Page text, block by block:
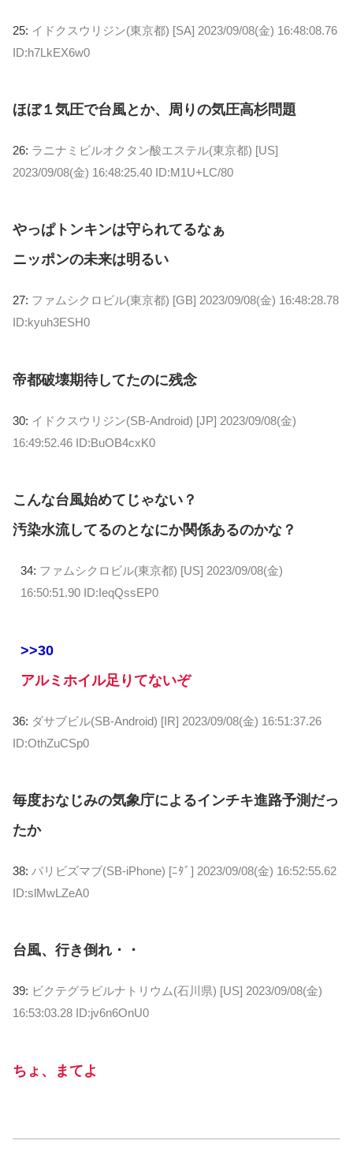
25: イドクスウリジン(東京都) [SA] 2023/09/08(金) 16:48:08.76
ID:h7LkEX6w0
ほぼ１気圧で台風とか、周りの気圧高杉問題
26: ラニナミビルオクタン酸エステル(東京都) [US]
2023/09/08(金) 16:48:25.40 ID:M1U+LC/80
やっぱトンキンは守られてるなぁ
ニッポンの未来は明るい
27: ファムシクロビル(東京都) [GB] 2023/09/08(金) 16:48:28.78
ID:kyuh3ESH0
帝都破壊期待してたのに残念
30: イドクスウリジン(SB-Android) [JP] 2023/09/08(金)
16:49:52.46 ID:BuOB4cxK0
こんな台風始めてじゃない？
汚染水流してるのとなにか関係あるのかな？
34: ファムシクロビル(東京都) [US] 2023/09/08(金)
16:50:51.90 ID:IeqQssEP0
>>30
アルミホイル足りてないぞ
36: ダサブビル(SB-Android) [IR] 2023/09/08(金) 16:51:37.26
ID:OthZuCSp0
毎度おなじみの気象庁によるインチキ進路予測だっ
たか
38: パリビズマブ(SB-iPhone) [ﾆﾀﾞ] 2023/09/08(金) 16:52:55.62
ID:slMwLZeA0
台風、行き倒れ・・
39: ビクテグラビルナトリウム(石川県) [US] 2023/09/08(金)
16:53:03.28 ID:jv6n6OnU0
ちょ、まてよ